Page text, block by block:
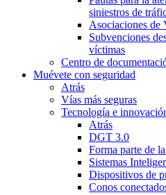
siniestros de
Asociaciones de
Subvenciones
víctimas
Centro de
Muévete con seguridad
Atrás
Vías más seguras
Tecnología e
Atrás
DGT 3.0
Forma parte de
Sistemas
Dispositivos de
Conos